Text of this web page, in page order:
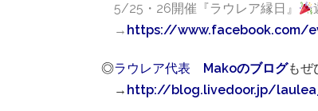
5/25・26開催『ラウレア縁日』
→ https://www.facebook.com/
◎ラウレア代表 Makoのブログもぜ
→ http://blog.livedoor.jp/